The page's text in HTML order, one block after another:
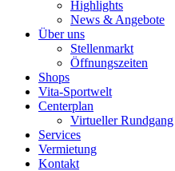
Highlights
News & Angebote
Über uns
Stellenmarkt
Öffnungszeiten
Shops
Vita-Sportwelt
Centerplan
Virtueller Rundgang
Services
Vermietung
Kontakt